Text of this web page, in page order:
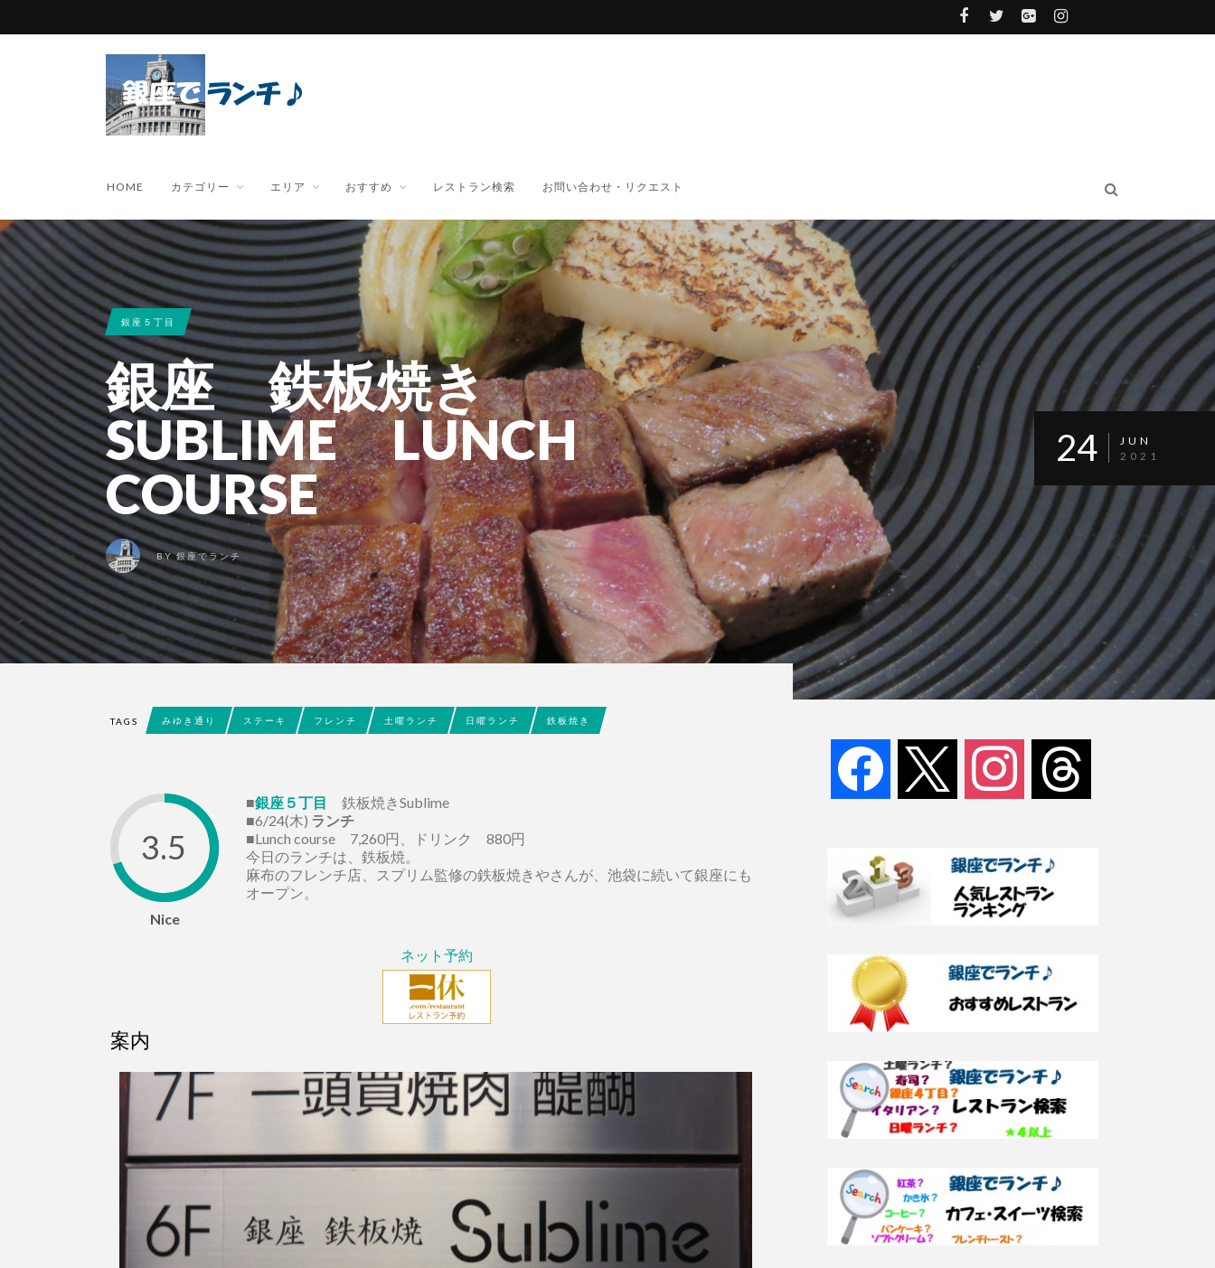
HOME カテゴリー エリア おすすめ レストラン検索 お問い合わせ・リクエスト
銀座５丁目
銀座 鉄板焼き
SUBLIME LUNCH
COURSE
BY銀座でランチ
24
JUN
2021
TAGS みゆき通り ステーキ フレンチ 土曜ランチ 日曜ランチ 鉄板焼き
3.5
Nice
■銀座５丁目
鉄板焼きSublime
■6/24(木) ランチ
■Lunch course 7,260円、ドリンク 880円
今日のランチは、鉄板焼。
麻布のフレンチ店、スプリム監修の鉄板焼きやさんが、池袋に続いて銀座にも
オープン。
ネット予約
案内
facebook instagram threads